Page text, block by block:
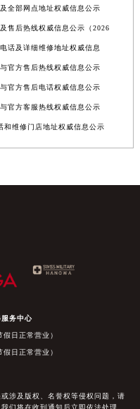
全部网点地址权威信息公示
售后热线权威信息公示（2026
话及详细维修地址权威信息
官方售后热线权威信息公示
官方售后电话权威信息公示
官方客服热线权威信息公示
和维修门店地址权威信息公示
务中心
日正常营业）
日正常营业）
涉及版权、名誉权等侵权问题，请
们将在收到通知后立即依法处理。